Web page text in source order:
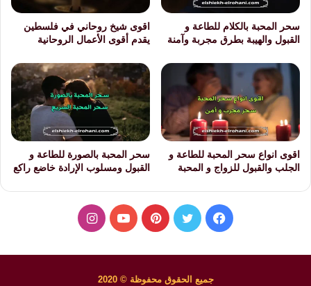
سحر المحبة بالكلام للطاعة و
القبول والهيبة بطرق مجربة وآمنة
اقوى شيخ روحاني في فلسطين
يقدم أقوى الأعمال الروحانية
اقوى انواع سحر المحبة للطاعة و
الجلب والقبول للزواج و المحبة
سحر المحبة بالصورة للطاعة و
القبول ومسلوب الإرادة خاضع راكع
فيسبوكتويتر بينتيريستيوتيوبانستقرام
جميع الحقوق محفوظة © 2020